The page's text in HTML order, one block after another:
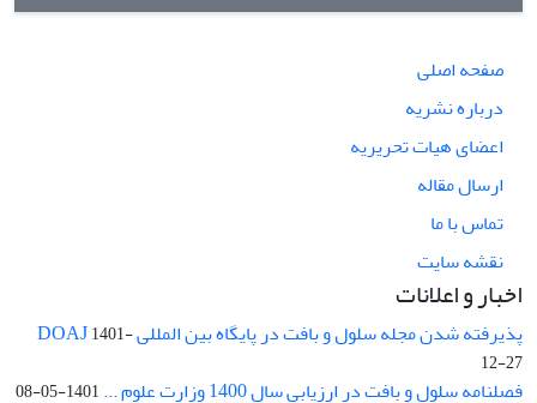
صفحه اصلی
درباره نشریه
اعضای هیات تحریریه
ارسال مقاله
تماس با ما
نقشه سایت
اخبار و اعلانات
پذیرفته شدن مجله سلول و بافت در پایگاه بین المللی DOAJ1401-
12-27
فصلنامه سلول و بافت در ارزیابی سال 1400 وزارت علوم ... 1401-05-08